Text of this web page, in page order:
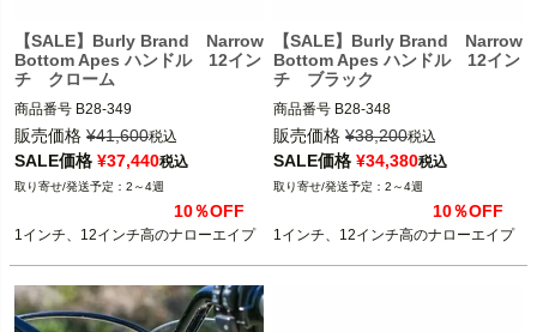
【SALE】Burly Brand Narrow
Bottom Apes ハンドル 12イン
チ クローム
商品番号 B28-349
D型番：0601-1376
B型番：775237
ケーブルスロットル車
Burly Brand（バーリーブランド）
販売価格 ¥41,600税込
SALE価格 ¥37,440税込
2～4週
10％OFF
1インチ、12インチ高のナローエイプ
【SALE】Burly Brand Narrow
Bottom Apes ハンドル 12イン
チ ブラック
商品番号 B28-348
D型番：0601-1375
B型番：775236
ケーブルスロットル車
Burly Brand（バーリーブランド）
販売価格 ¥38,200税込
SALE価格 ¥34,380税込
2～4週
10％OFF
1インチ、12インチ高のナローエイプ